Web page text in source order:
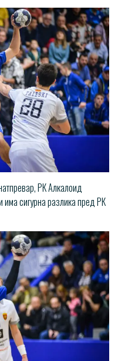
РК Алкалоид
има сигурна разлика пред РК